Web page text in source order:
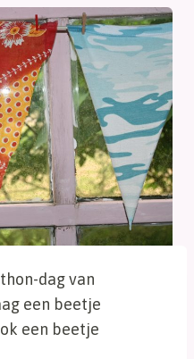
dag van
een beetje
een beetje